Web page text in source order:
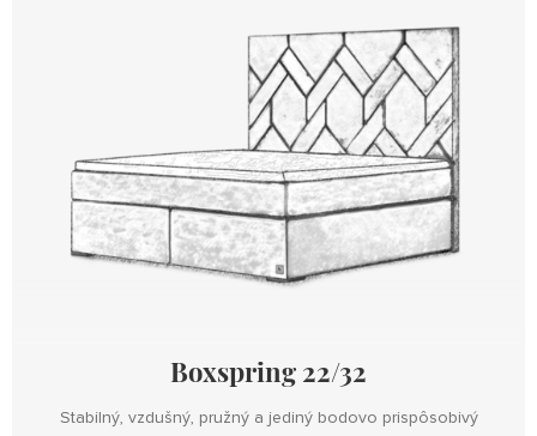
Boxspring 22/32
Stabilný, vzdušný, pružný a jediný bodovo prispôsobivý